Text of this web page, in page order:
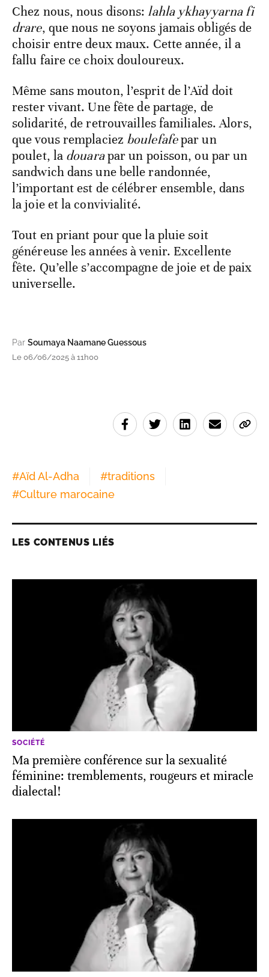
Chez nous, nous disons: lahla ykhayyarna fi
drare, que nous ne soyons jamais obligés de
choisir entre deux maux. Cette année, il a
fallu faire ce choix douloureux.
Même sans mouton, l’esprit de l’Aïd doit
rester vivant. Une fête de partage, de
solidarité, de retrouvailles familiales. Alors,
que vous remplaciez boulefafepar un
poulet, la douarapar un poisson, ou par un
sandwich dans une belle randonnée,
l’important est de célébrer ensemble, dans
la joie et la convivialité.
Tout en priant pour que la pluie soit
généreuse les années à venir. Excellente
fête. Qu’elle s’accompagne de joie et de paix
universelle.
Par Soumaya Naamane Guessous
Le 06/06/2025 à 11h00
#Aïd Al-Adha #traditions
#Culture marocaine
LES CONTENUS LIÉS
SOCIÉTÉ
Ma première conférence sur la sexualité
féminine: tremblements, rougeurs et miracle
dialectal!